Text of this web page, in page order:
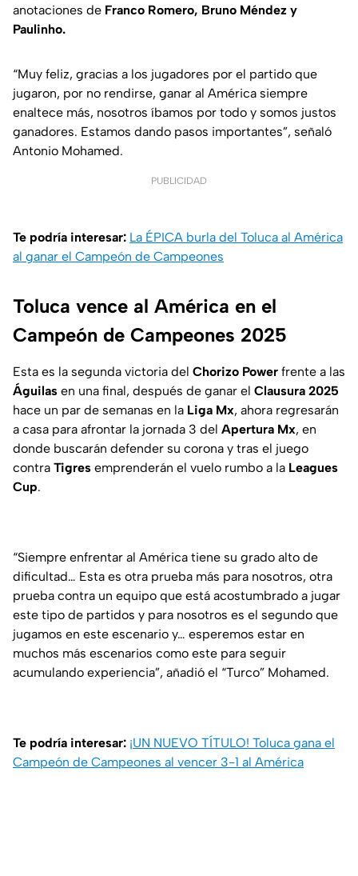
anotaciones de Franco Romero, Bruno Méndez y
Paulinho.
“Muy feliz, gracias a los jugadores por el partido que
jugaron, por no rendirse, ganar al América siempre
enaltece más, nosotros íbamos por todo y somos justos
ganadores. Estamos dando pasos importantes”, señaló
Antonio Mohamed.
PUBLICIDAD
Te podría interesar: La ÉPICA burla del Toluca al América
al ganar el Campeón de Campeones
Toluca vence al América en el
Campeón de Campeones 2025
Esta es la segunda victoria del Chorizo Power frente a las
Águilas en una final, después de ganar el Clausura 2025
hace un par de semanas en la Liga Mx, ahora regresarán
a casa para afrontar la jornada 3 del Apertura Mx, en
donde buscarán defender su corona y tras el juego
contra Tigres emprenderán el vuelo rumbo a la Leagues
Cup.
“Siempre enfrentar al América tiene su grado alto de
dificultad… Esta es otra prueba más para nosotros, otra
prueba contra un equipo que está acostumbrado a jugar
este tipo de partidos y para nosotros es el segundo que
jugamos en este escenario y… esperemos estar en
muchos más escenarios como este para seguir
acumulando experiencia”, añadió el “Turco” Mohamed.
Te podría interesar: ¡UN NUEVO TÍTULO! Toluca gana el
Campeón de Campeones al vencer 3-1 al América